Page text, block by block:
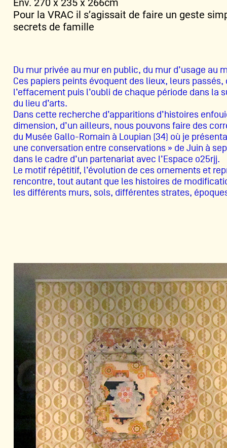
Env. 270 x 235 x 266cm
Pour la VRAC il s’agissait de faire un geste
secrets de famille
Du mur privée au mur en public, du mur d’usage au
Ces papiers peints évoquent des lieux, leurs
l’effacement puis l’oubli de chaque période dans la
du lieu d’arts.
Dans cette recherche d’apparitions d’histoires
dimension, d’un ailleurs, nous pouvons faire des
du Musée Gallo-Romain à Loupian (34) où je
une conversation entre conservations » de Juin à
dans le cadre d’un partenariat avec l’Espace o25rjj.
Le motif répétitif, l’évolution de ces ornements et
rencontre, tout autant que les histoires de
les différents murs, sols, différentes strates,